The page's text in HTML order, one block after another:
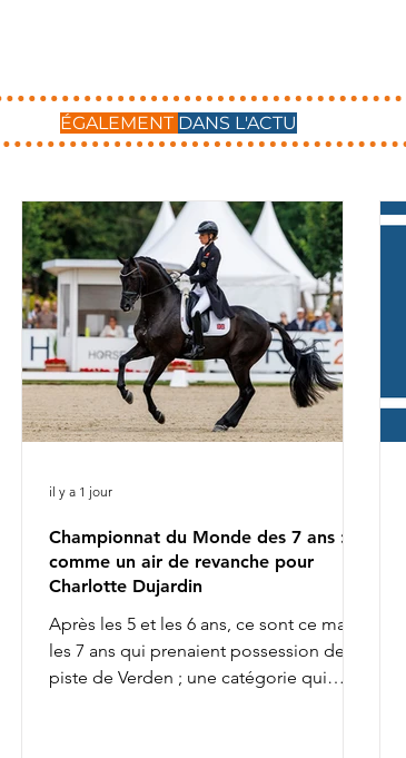
ÉGALEMENT DANS L'ACTU
Championnat du Monde des 7 ans :
comme un air de revanche pour
Charlotte Dujardin
Après les 5 et les 6 ans, ce sont ce matin
les 7 ans qui prenaient possession de la
piste de Verden ; une catégorie qui
il y a 1 jour